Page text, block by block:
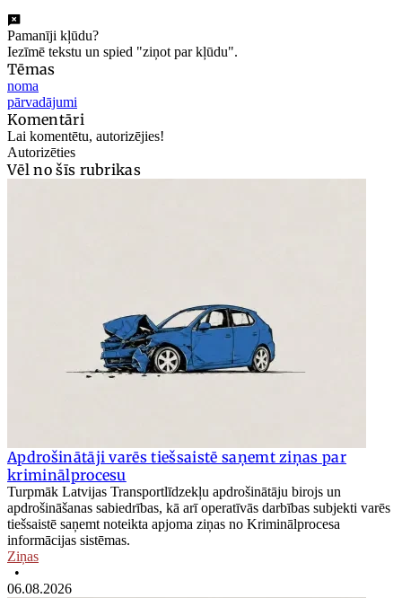
Pamanīji kļūdu?
Iezīmē tekstu un spied "ziņot par kļūdu".
Tēmas
noma
pārvadājumi
Komentāri
Lai komentētu, autorizējies!
Autorizēties
Vēl no šīs rubrikas
Apdrošinātāji varēs tiešsaistē saņemt ziņas par
kriminālprocesu
Turpmāk Latvijas Transportlīdzekļu apdrošinātāju birojs un
apdrošināšanas sabiedrības, kā arī operatīvās darbības subjekti varēs
tiešsaistē saņemt noteikta apjoma ziņas no Kriminālprocesa
informācijas sistēmas.
Ziņas
•
06.08.2026